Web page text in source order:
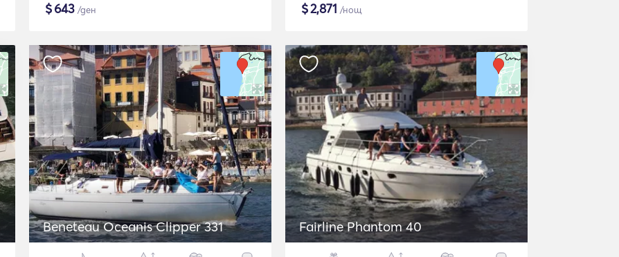
$643 /ден $2,871 /нощ
Beneteau Oceanis Clipper 331 Fairline Phantom 40